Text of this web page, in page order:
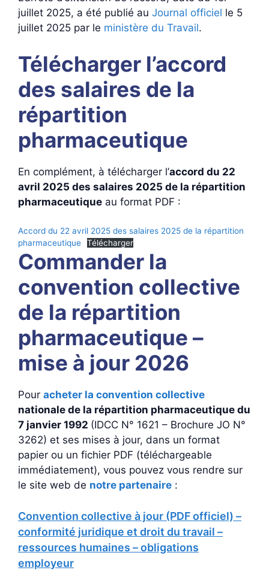
juillet 2025, a été publié au Journal officiel le 5
juillet 2025 par le ministère du Travail.
Télécharger l’accord
des salaires de la
répartition
pharmaceutique
En complément, à télécharger l’accord du 22
avril 2025 des salaires 2025 de la répartition
pharmaceutique au format PDF :
Accord du 22 avril 2025 des salaires 2025 de la répartition
pharmaceutique
Télécharger
Commander la
convention collective
de la répartition
pharmaceutique –
mise à jour 2026
Pour acheter la convention collective
nationale de la répartition pharmaceutique du
7 janvier 1992 (IDCC N° 1621 – Brochure JO N°
3262) et ses mises à jour, dans un format
papier ou un fichier PDF (téléchargeable
immédiatement), vous pouvez vous rendre sur
le site web de notre partenaire :
Convention collective à jour (PDF officiel) –
conformité juridique et droit du travail –
ressources humaines – obligations
employeur